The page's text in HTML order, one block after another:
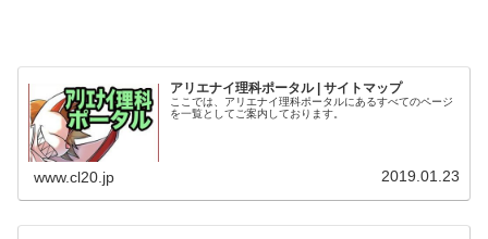
アリエナイ理科ポータル | サイトマップ
ここでは、アリエナイ理科ポータルにあるすべてのページ
を一覧としてご案内しております。
www.cl20.jp 2019.01.23